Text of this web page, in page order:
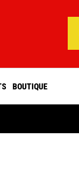
BOUTIQUE